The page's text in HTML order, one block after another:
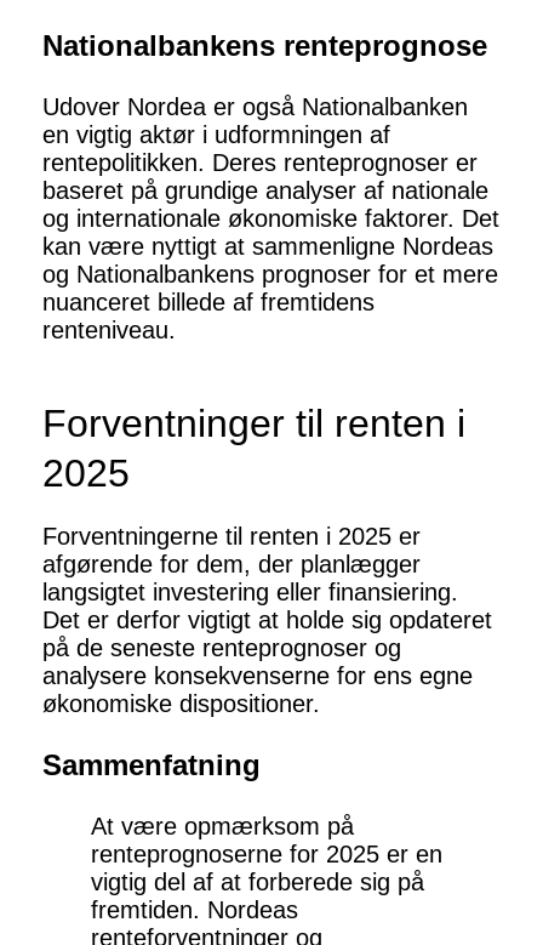
Nationalbankens renteprognose
Udover Nordea er også Nationalbanken
en vigtig aktør i udformningen af
rentepolitikken. Deres renteprognoser er
baseret på grundige analyser af nationale
og internationale økonomiske faktorer. Det
kan være nyttigt at sammenligne Nordeas
og Nationalbankens prognoser for et mere
nuanceret billede af fremtidens
renteniveau.
Forventninger til renten i
2025
Forventningerne til renten i 2025 er
afgørende for dem, der planlægger
langsigtet investering eller finansiering.
Det er derfor vigtigt at holde sig opdateret
på de seneste renteprognoser og
analysere konsekvenserne for ens egne
økonomiske dispositioner.
Sammenfatning
At være opmærksom på
renteprognoserne for 2025 er en
vigtig del af at forberede sig på
fremtiden. Nordeas
renteforventninger og